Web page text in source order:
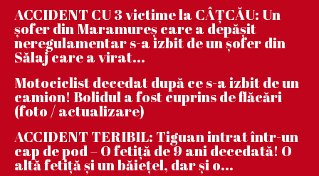
ACCIDENT CU 3 victime la CÂȚCĂU: Un
șofer din Maramureș care a depășit
neregulamentar s-a izbit de un șofer din
Sălaj care a virat...
Motociclist decedat după ce s-a izbit de un
camion! Bolidul a fost cuprins de flăcări
(foto / actualizare)
ACCIDENT TERIBIL: Tiguan intrat într-un
cap de pod – O fetiță de 9 ani decedată! O
altă fetiță și un băiețel, dar și o...